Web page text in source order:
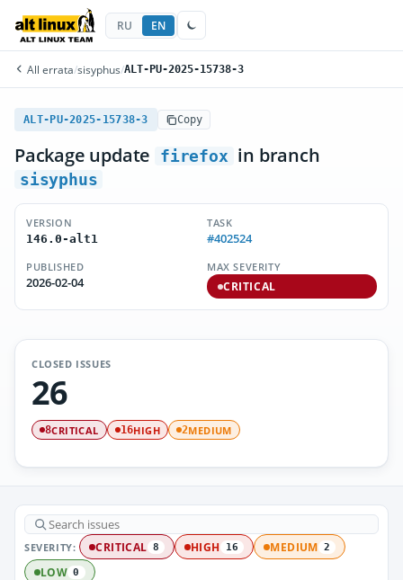
RU EN
All errata/sisyphus/ALT-PU-2025-15738-3
ALT-PU-2025-15738-3 Copy
Package update firefox in branch
sisyphus
VERSION
146.0-alt1
TASK
#402524
PUBLISHED
2026-02-04
MAX SEVERITY
CRITICAL
CLOSED ISSUES
26
8CRITICAL 16HIGH 2MEDIUM
SEVERITY: CRITICAL 8 HIGH 16 MEDIUM 2
LOW 0